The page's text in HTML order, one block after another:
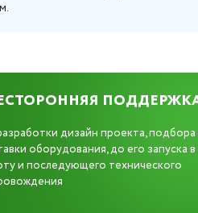
дизайн проекта, подбора
оборудования, до его запуска в
и последующего технического